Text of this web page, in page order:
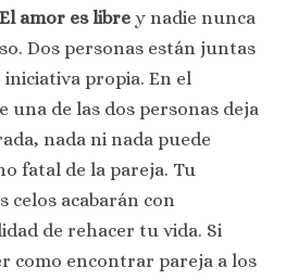
El amor es librey nadie nunca
Dos personas están juntas
propia. En el
una de las dos personas deja
nada ni nada puede
fatal de la pareja. Tu
celos acabarán con
de rehacer tu vida. Si
como encontrar pareja a los